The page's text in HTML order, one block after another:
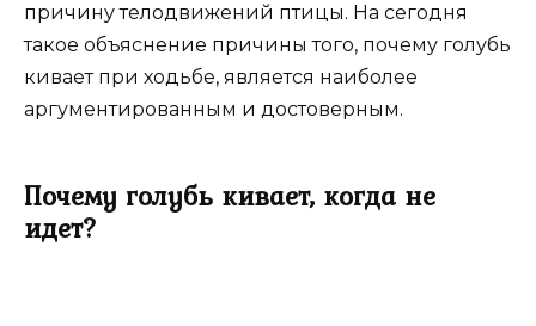
причину телодвижений птицы. На сегодня
такое объяснение причины того, почему голубь
кивает при ходьбе, является наиболее
аргументированным и достоверным.
Почему голубь кивает, когда не
идет?